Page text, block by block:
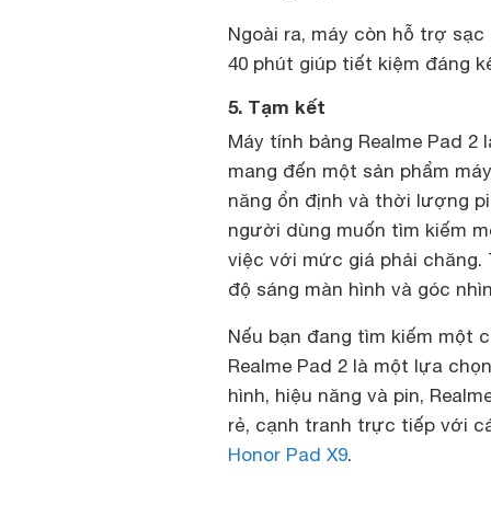
Ngoài ra, máy còn hỗ trợ
40 phút giúp tiết kiệm đáng
5. Tạm kết
Máy tính bảng Realme Pad
mang đến một sản phẩm
năng ổn định và thời lượng
người dùng muốn tìm kiếm
việc với mức giá phải chăng.
độ sáng màn hình và góc
Nếu bạn đang tìm kiếm một
Realme Pad 2 là một lựa
hình, hiệu năng và pin,
rẻ, cạnh tranh trực tiếp với
Honor Pad X9.